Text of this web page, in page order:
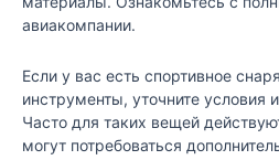
авиакомпании.
Если у вас есть спортивное
инструменты, уточните условия
Часто для таких вещей
могут потребоваться